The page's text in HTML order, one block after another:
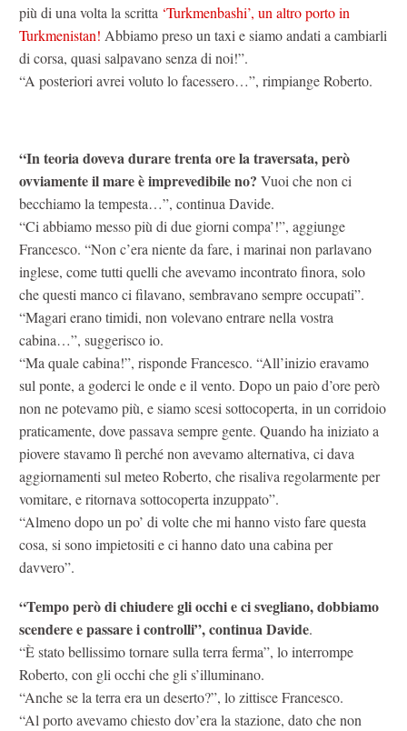
più di una volta la scritta ‘Turkmenbashi’, un altro porto in
Turkmenistan! Abbiamo preso un taxi e siamo andati a cambiarli
di corsa, quasi salpavano senza di noi!”.
“A posteriori avrei voluto lo facessero…”, rimpiange Roberto.
“In teoria doveva durare trenta ore la traversata, però
ovviamente il mare è imprevedibile no? Vuoi che non ci
becchiamo la tempesta…”, continua Davide.
“Ci abbiamo messo più di due giorni compa’!”, aggiunge
Francesco. “Non c’era niente da fare, i marinai non parlavano
inglese, come tutti quelli che avevamo incontrato finora, solo
che questi manco ci filavano, sembravano sempre occupati”.
“Magari erano timidi, non volevano entrare nella vostra
cabina…”, suggerisco io.
“Ma quale cabina!”, risponde Francesco. “All’inizio eravamo
sul ponte, a goderci le onde e il vento. Dopo un paio d’ore però
non ne potevamo più, e siamo scesi sottocoperta, in un corridoio
praticamente, dove passava sempre gente. Quando ha iniziato a
piovere stavamo lì perché non avevamo alternativa, ci dava
aggiornamenti sul meteo Roberto, che risaliva regolarmente per
vomitare, e ritornava sottocoperta inzuppato”.
“Almeno dopo un po’ di volte che mi hanno visto fare questa
cosa, si sono impietositi e ci hanno dato una cabina per
davvero”.
“Tempo però di chiudere gli occhi e ci svegliano, dobbiamo
scendere e passare i controlli”, continua Davide.
“È stato bellissimo tornare sulla terra ferma”, lo interrompe
Roberto, con gli occhi che gli s’illuminano.
“Anche se la terra era un deserto?”, lo zittisce Francesco.
“Al porto avevamo chiesto dov’era la stazione, dato che non